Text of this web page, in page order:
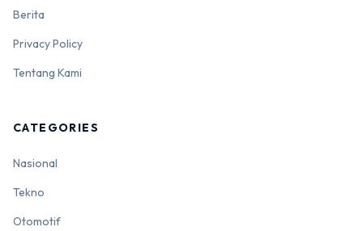
Berita
Privacy Policy
Tentang Kami
CATEGORIES
Nasional
Tekno
Otomotif